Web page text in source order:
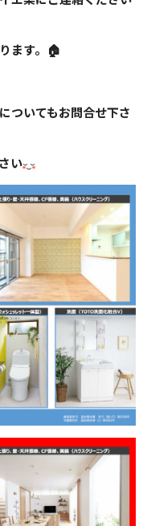
ます。🏠
ついてもお問合せ下さ
い